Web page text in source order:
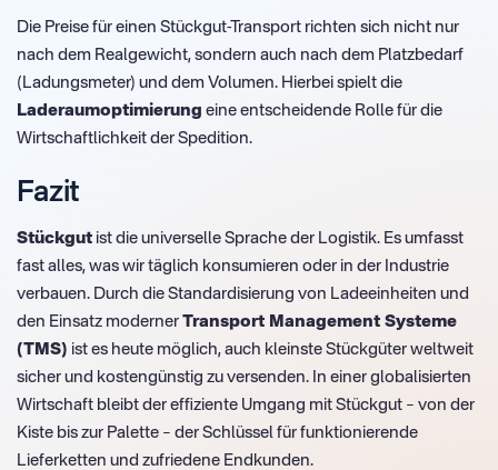
Die Preise für einen Stückgut-Transport richten sich nicht nur
nach dem Realgewicht, sondern auch nach dem Platzbedarf
(Ladungsmeter) und dem Volumen. Hierbei spielt die
Laderaumoptimierung eine entscheidende Rolle für die
Wirtschaftlichkeit der Spedition.
Fazit
Stückgut ist die universelle Sprache der Logistik. Es umfasst
fast alles, was wir täglich konsumieren oder in der Industrie
verbauen. Durch die Standardisierung von Ladeeinheiten und
den Einsatz moderner Transport Management Systeme
(TMS) ist es heute möglich, auch kleinste Stückgüter weltweit
sicher und kostengünstig zu versenden. In einer globalisierten
Wirtschaft bleibt der effiziente Umgang mit Stückgut – von der
Kiste bis zur Palette – der Schlüssel für funktionierende
Lieferketten und zufriedene Endkunden.